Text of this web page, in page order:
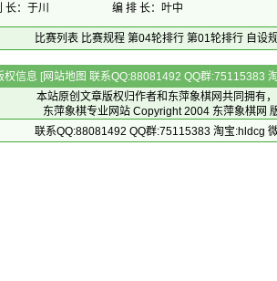
长：于川
编 排 长：叶中
比赛列表 比赛规程 第04轮排行 第01轮排行 自设
权信息 [网站地图 联系QQ:88081492 QQ群:75115383
本站原创文章版权归作者和 东萍象棋网共同拥有
东萍象棋专业网站 Copyright 2004 东萍象棋网
联系QQ:88081492 QQ群:75115383 淘宝:hldcg